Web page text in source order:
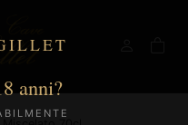
anni?